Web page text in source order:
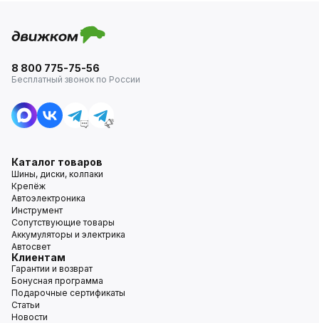
8 800 775-75-56
Бесплатный звонок по России
Каталог товаров
Шины, диски, колпаки
Крепёж
Автоэлектроника
Инструмент
Сопутствующие товары
Аккумуляторы и электрика
Автосвет
Клиентам
Гарантии и возврат
Бонусная программа
Подарочные сертификаты
Статьи
Новости